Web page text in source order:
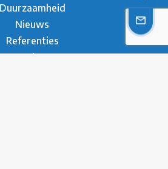
Duurzaamheid
Nieuws
Referenties
Brochure